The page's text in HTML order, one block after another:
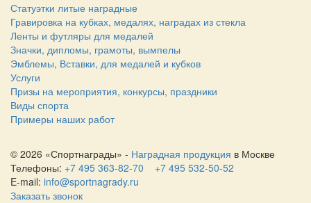
Статуэтки литые наградные
Гравировка на кубках, медалях, наградах из стекла
Ленты и футляры для медалей
Значки, дипломы, грамоты, вымпелы
Эмблемы, Вставки, для медалей и кубков
Услуги
Призы на мероприятия, конкурсы, праздники
Виды спорта
Примеры наших работ
© 2026 «Спортнаграды» - Наградная продукция в Москве
Телефоны: +7 495 363-82-70
+7 495 532-50-52
E-mail: info@sportnagrady.ru
Заказать звонок